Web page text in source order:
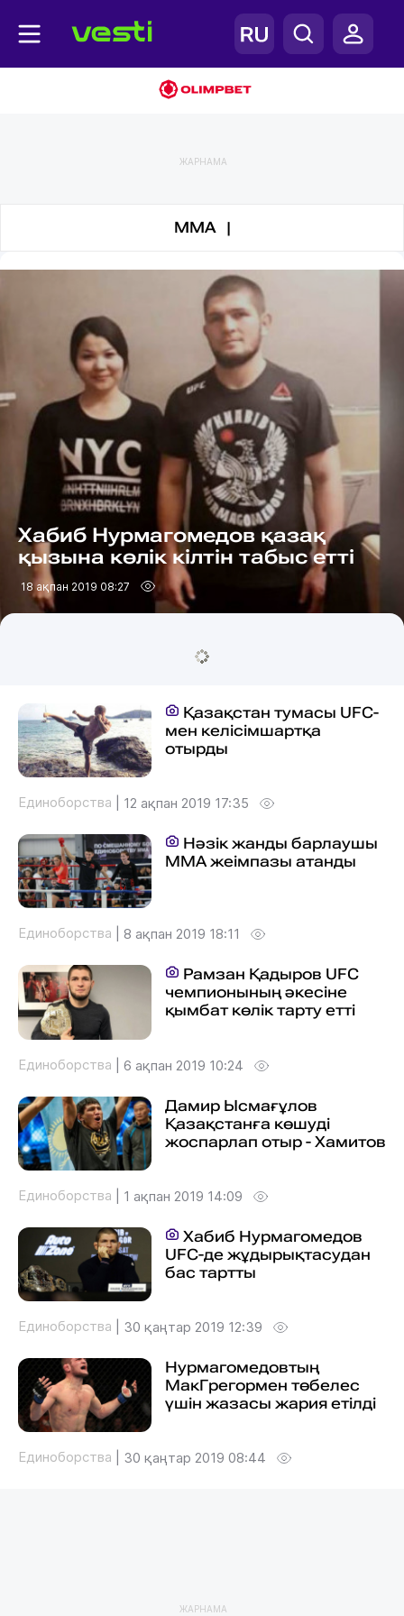
ЖАРНАМА
MMA |
Хабиб Нурмагомедов қазақ
қызына көлік кілтін табыс етті
18 ақпан 2019 08:27
мен келісімшартқа
отырды
Единоборства 12 ақпан 2019 17:35
ММА жеімпазы атанды
Единоборства 8 ақпан 2019 18:11
чемпионының әкесіне
қымбат көлік тарту етті
Единоборства 6 ақпан 2019 10:24
Дамир Ысмағұлов
Қазақстанға көшуді
жоспарлап отыр - Хамитов
Единоборства 1 ақпан 2019 14:09
UFC-де жұдырықтасудан
бас тартты
Единоборства 30 қаңтар 2019 12:39
Нурмагомедовтың
МакГрегормен төбелес
үшін жазасы жария етілді
Единоборства 30 қаңтар 2019 08:44
ЖАРНАМА